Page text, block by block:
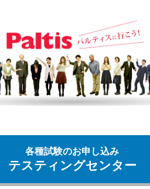
各種試験のお申し込み
テスティングセンター